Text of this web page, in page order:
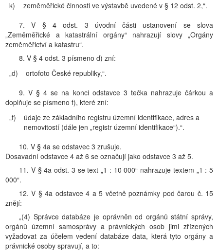
k)
zeměměřické činnosti ve výstavbě uvedené v § 12 odst. 2,“.
7. V § 4 odst. 3 úvodní části ustanovení se slova
„Zeměměřické a katastrální orgány“ nahrazují slovy „Orgány
zeměměřictví a katastru“.
8. V § 4 odst. 3 písmeno d) zní:
„d)
ortofoto České republiky,“.
9. V § 4 se na konci odstavce 3 tečka nahrazuje čárkou a
doplňuje se písmeno f), které zní:
„f)
údaje ze základního registru územní identifikace, adres a
nemovitostí (dále jen „registr územní identifikace“).“.
10. V § 4a se odstavec 3 zrušuje.
Dosavadní odstavce 4 až 6 se označují jako odstavce 3 až 5.
11. V § 4a odst. 3 se text „1 : 10 000“ nahrazuje textem „1 : 5
000“.
12. V § 4a odstavce 4 a 5 včetně poznámky pod čarou č. 15
znějí:
„(4) Správce databáze je oprávněn od orgánů státní správy,
orgánů územní samosprávy a právnických osob jimi zřízených
vyžadovat za účelem vedení databáze data, která tyto orgány a
právnické osoby spravují, a to: